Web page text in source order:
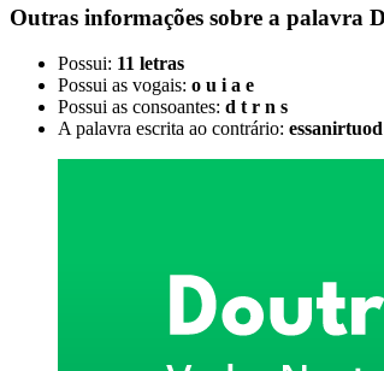
Outras informações sobre a palavra
Possui: 11 letras
Possui as vogais: o u i a e
Possui as consoantes: d t r n s
A palavra escrita ao contrário: essanirtuod